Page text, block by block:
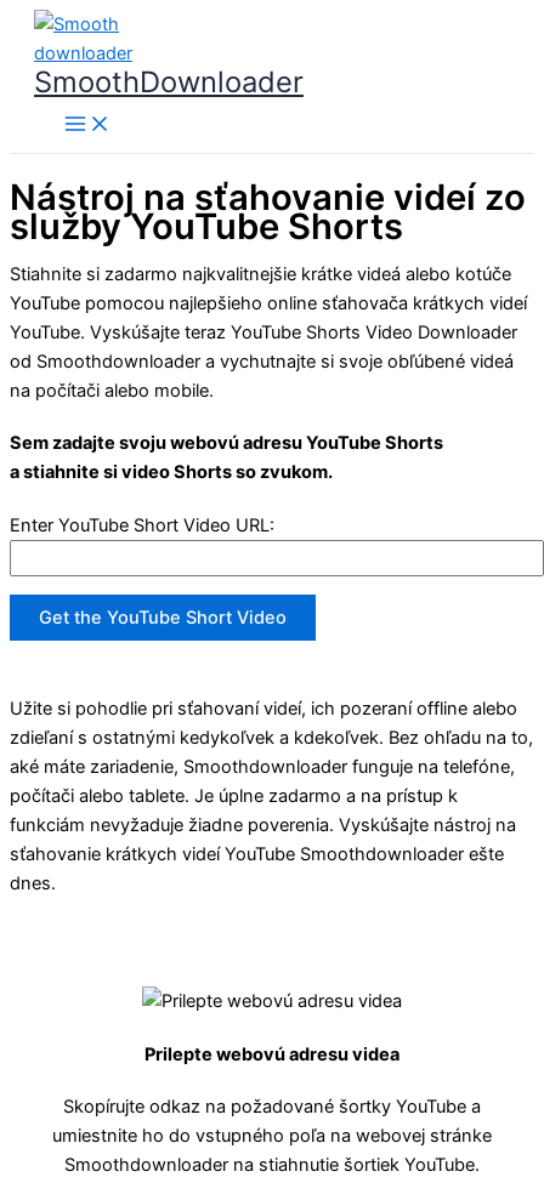
Preskočiť
obsah
SmoothDownloader
Nástroj na sťahovanie videí zo
služby YouTube Shorts
Stiahnite si zadarmo najkvalitnejšie krátke videá alebo kotúče
YouTube pomocou najlepšieho online sťahovača krátkych videí
YouTube. Vyskúšajte teraz YouTube Shorts Video Downloader
od Smoothdownloader a vychutnajte si svoje obľúbené videá
na počítači alebo mobile.
Sem zadajte svoju webovú adresu YouTube Shorts
a stiahnite si video Shorts so zvukom.
Enter YouTube Short Video URL:
Get the YouTube Short Video
Užite si pohodlie pri sťahovaní videí, ich pozeraní offline alebo
zdieľaní s ostatnými kedykoľvek a kdekoľvek. Bez ohľadu na to,
aké máte zariadenie, Smoothdownloader funguje na telefóne,
počítači alebo tablete. Je úplne zadarmo a na prístup k
funkciám nevyžaduje žiadne poverenia. Vyskúšajte nástroj na
sťahovanie krátkych videí YouTube Smoothdownloader ešte
dnes.
Prilepte webovú adresu videa
Skopírujte odkaz na požadované šortky YouTube a
umiestnite ho do vstupného poľa na webovej stránke
Smoothdownloader na stiahnutie šortiek YouTube.